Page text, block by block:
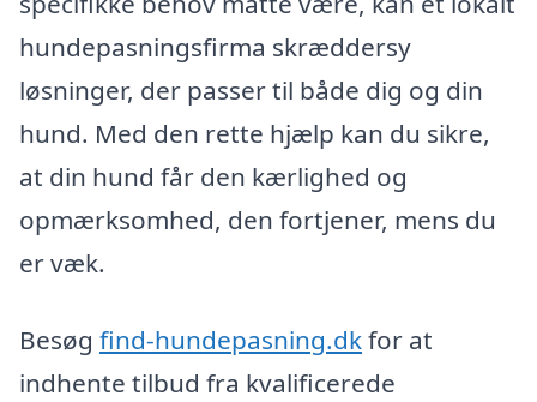
hundepasningsfirma skræddersy
løsninger, der passer til både dig og din
hund. Med den rette hjælp kan du sikre,
at din hund får den kærlighed og
opmærksomhed, den fortjener, mens du
er væk.
Besøg find-hundepasning.dkfor at
indhente tilbud fra kvalificerede